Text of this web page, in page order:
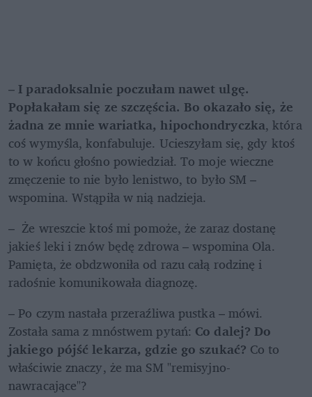
– I paradoksalnie poczułam nawet ulgę.
Popłakałam się ze szczęścia. Bo okazało się, że
żadna ze mnie wariatka, hipochondryczka, która
coś wymyśla, konfabuluje. Ucieszyłam się, gdy ktoś
to w końcu głośno powiedział. To moje wieczne
zmęczenie to nie było lenistwo, to było SM –
wspomina. Wstąpiła w nią nadzieja.
–  Że wreszcie ktoś mi pomoże, że zaraz dostanę
jakieś leki i znów będę zdrowa – wspomina Ola.
Pamięta, że obdzwoniła od razu całą rodzinę i
radośnie komunikowała diagnozę.
– Po czym nastała przeraźliwa pustka – mówi.
Została sama z mnóstwem pytań: Co dalej? Do
jakiego pójść lekarza, gdzie go szukać? Co to
właściwie znaczy, że ma SM "remisyjno-
nawracające"?